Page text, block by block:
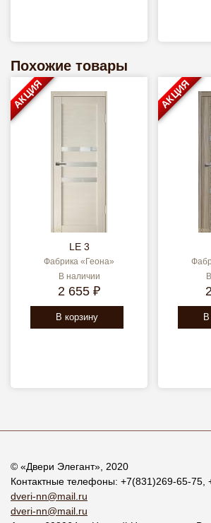
Похожие товары
LE 3
Фабрика «Геона»
В наличии
2 655 ₽
В корзину
АКЦИЯ
В
АКЦИЯ
© «Двери Элегант», 2020
Контактные телефоны: +7(831)269-65-75
dveri-nn@mail.ru
dveri-nn@mail.ru